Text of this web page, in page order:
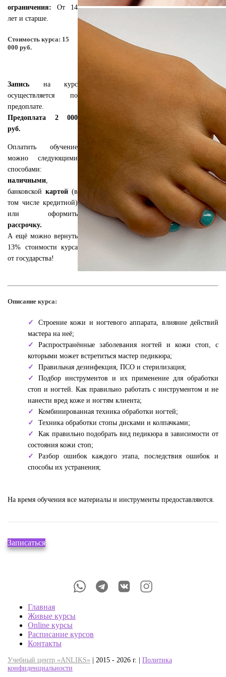
ограничения: От 14
лет и старше.
Стоимость курса: 15
000 руб.
Запись на курс
осуществляется по
предоплате.
Предоплата 2 000
руб.
Оплатить обучение
можно следующими
способами:
наличными
банковской картой (в
том числе кредитной)
или оформить
рассрочку.
А ещё можно вернуть
13% стоимости курса
от государства!
Описание курса:
Строение кожи и ногтевого аппарата, влияние действий
мастера на неё;
Распространённые заболевания ногтей и кожи стоп, с
которыми может встретиться мастер педикюра;
Правильная дезинфекция, ПСО и стерилизация;
Подбор инструментов и их применение для обработки
стоп и ногтей. Как правильно работать с инструментом и не
нанести вред коже и ногтям клиента;
Комбинированная техника обработки ногтей;
Техника обработки стопы дисками и колпачками;
Как правильно подобрать вид педикюра в зависимости от
состояния кожи стоп;
Разбор ошибок каждого этапа, последствия ошибок и
способы их устранения;
На время обучения все материалы и инструменты предоставляются.
Записаться
Главная
Живые курсы
Online курсы
Расписание курсов
Контакты
Учебный центр «ANLIKS» | 2015 - 2026 г. | Политика
конфиденциальности